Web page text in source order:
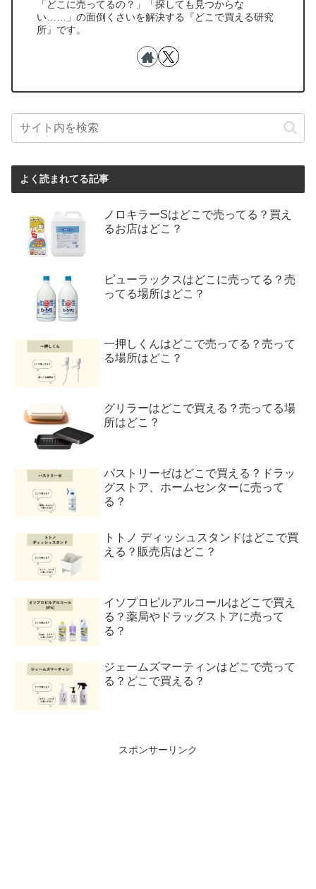
「どこに売ってるの？」「探しても見つからな
い……」の面倒くさいを解決する『どこで買える研究
所』です。
よく読まれてる記事
ノロキラーSはどこで売ってる？買え
るお店はどこ？
ピューラックスはどこに売ってる？売
ってる場所はどこ？
一押しくんはどこで売ってる？売って
る場所はどこ？
グリラーはどこで買える？売ってる場
所はどこ？
パストリーゼはどこで買える？ドラッ
グストア、ホームセンターに売って
る？
トトノ ディッシュスタンドはどこで買
える？販売店はどこ？
イソプロピルアルコールはどこで買え
る？薬局やドラッグストアに売って
る？
ジェームズマーティンはどこで売って
る？どこで買える？
スポンサーリンク